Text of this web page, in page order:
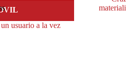
usuario a la vez